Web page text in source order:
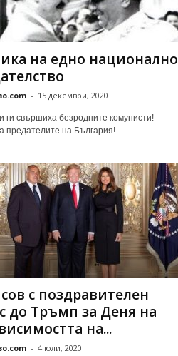
на едно национално
- 15 декември, 2020
ги свършиха безродните комунисти!
предателите на България!
с поздравителен
до Тръмп за Деня на
на...
- 4 юли, 2020